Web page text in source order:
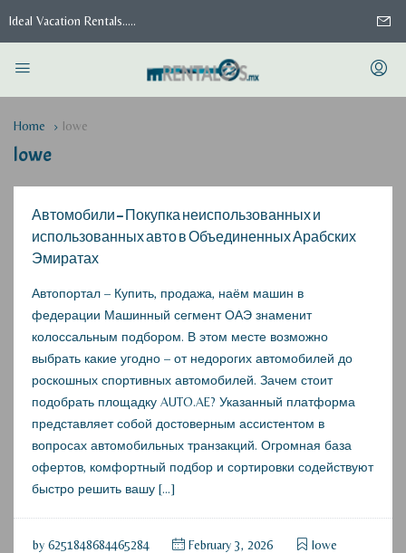
Ideal Vacation Rentals.....
Home lowe
lowe
Автомобили – Покупка неиспользованных и
использованных авто в Объединенных Арабских
Эмиратах
Автопортал – Купить, продажа, наём машин в
федерации Машинный сегмент ОАЭ знаменит
колоссальным подбором. В этом месте возможно
выбрать какие угодно – от недорогих автомобилей до
роскошных спортивных автомобилей. Зачем стоит
подобрать площадку AUTO.AE? Указанный платформа
представляет собой достоверным ассистентом в
вопросах автомобильных транзакций. Огромная база
офертов, комфортный подбор и сортировки содействуют
быстро решить вашу […]
by 6251848684465284 February 3, 2026 lowe